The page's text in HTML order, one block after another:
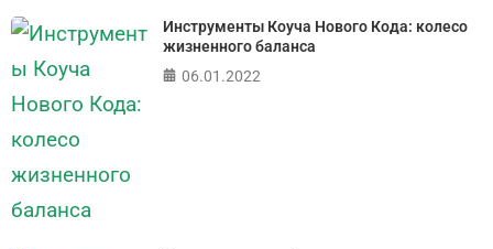
Инструменты Коуча Нового Кода: колесо
жизненного баланса
06.01.2022